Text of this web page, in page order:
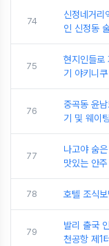
74
신정네거리
인 신정동
75
현지인들
기 야키니
76
중곡동 윤
기 및 웨이
77
나고야 숨
맛있는 안
78 호텔 조식
79
발리 출국
천공항 제1